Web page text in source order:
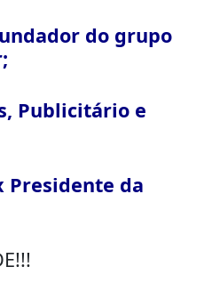
do grupo
Publicitário e
Presidente da